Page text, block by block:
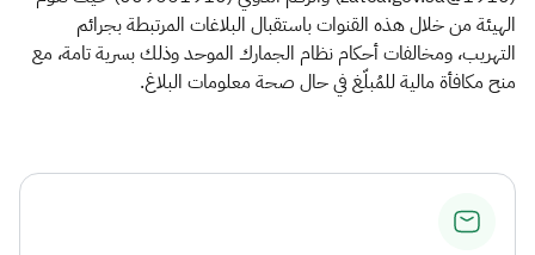
الهيئة من خلال هذه القنوات باستقبال البلاغات المرتبطة بجرائم
التهريب، ومخالفات أحكام نظام الجمارك الموحد وذلك بسرية تامة، مع
منح مكافأة مالية للمُبلّغ في حال صحة معلومات البلاغ.